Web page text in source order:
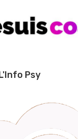
Psy